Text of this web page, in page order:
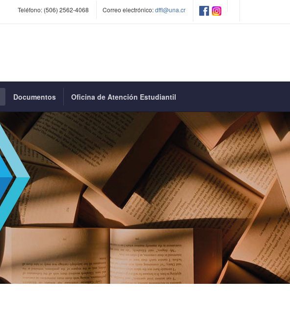
Teléfono: (506) 2562-4068 Correo electrónico:dffl@una.cr
Documentos Oficina de Atención Estudiantil